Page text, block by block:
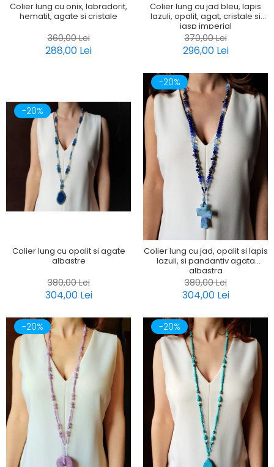
Colier lung cu onix, labradorit,
hematit, agate si cristale
360,00 Lei
288,00 Lei
Colier lung cu jad bleu, lapis
lazuli, opalit, agat, cristale si
jasp imperial
370,00 Lei
296,00 Lei
-20%
Colier lung cu opalit si agate
albastre
380,00 Lei
304,00 Lei
-20%
Colier lung cu jad, opalit si lapis
lazuli, si pandantiv agata
albastra
380,00 Lei
304,00 Lei
-20% -20%